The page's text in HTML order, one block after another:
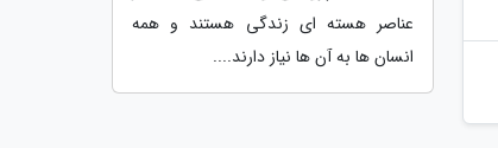
عناصر هسته ای زندگی هستند و همه
انسان ها به آن ها نیاز دارند....